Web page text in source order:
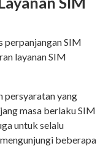
perpanjangan SIM
layanan SIM
persyaratan yang
masa berlaku SIM
untuk selalu
beberapa